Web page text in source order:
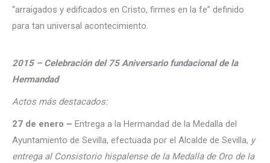
“arraigados y edificados en Cristo, firmes en la fe” definido
para tan universal acontecimiento.
2015 – Celebración del 75 Aniversario fundacional de la
Hermandad
Actos más destacados:
27 de enero – Entrega a la Hermandad de la Medalla del
Ayuntamiento de Sevilla, efectuada por el Alcalde de Sevilla, y
entrega al Consistorio hispalense de la Medalla de Oro de la